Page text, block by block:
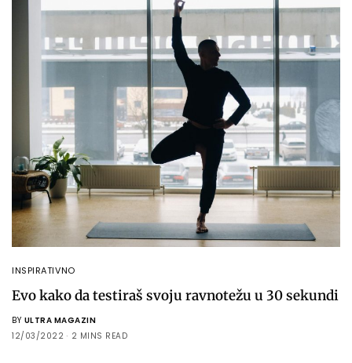
INSPIRATIVNO
Evo kako da testiraš svoju ravnotežu u 30 sekundi
BY ULTRA MAGAZIN
12/03/2022
2 MINS READ